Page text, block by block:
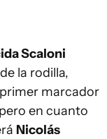
Scaloni
la rodilla,
marcador
en cuanto
Nicolás